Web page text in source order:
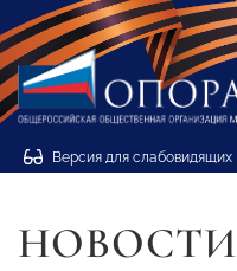
Версия для слабовидящих
НОВОСТИ